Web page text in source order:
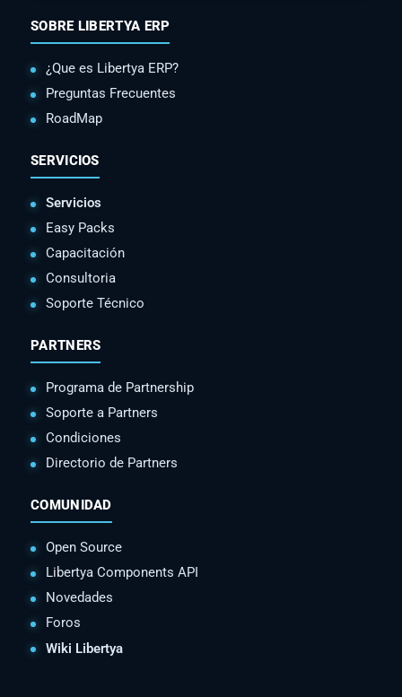
SOBRE LIBERTYA ERP
¿Que es Libertya ERP?
Preguntas Frecuentes
RoadMap
SERVICIOS
Servicios
Easy Packs
Capacitación
Consultoria
Soporte Técnico
PARTNERS
Programa de Partnership
Soporte a Partners
Condiciones
Directorio de Partners
COMUNIDAD
Open Source
Libertya Components API
Novedades
Foros
Wiki Libertya